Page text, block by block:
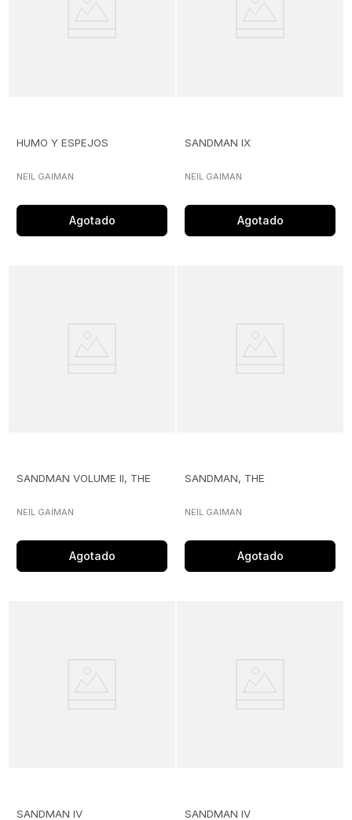
HUMO Y ESPEJOS
NEIL GAIMAN
Agotado
SANDMAN IX
NEIL GAIMAN
Agotado
SANDMAN VOLUME II, THE
NEIL GAIMAN
Agotado
SANDMAN, THE
NEIL GAIMAN
Agotado
SANDMAN IV SANDMAN IV